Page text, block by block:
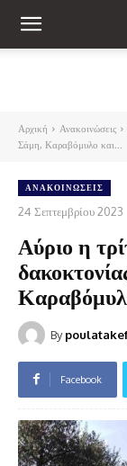
Αρχική Ανακοινώσεις
Σάμη, Καραβόμυλο και...
ΑΝΑΚΟΙΝΏΣΕΙΣ
24 Σεπτεμβρίου 2023
Αύριο η
By
Facebook